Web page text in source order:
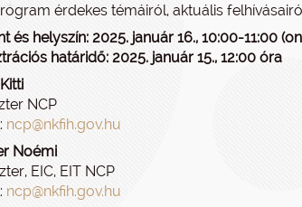
érdekes témáiról, aktuális
és helyszín: 2025. január 16., 10:00-11:00
határidő: 2025. január 15., 12:00 óra
NCP
ncp@nkfih.gov.hu
Noémi
EIC, EIT NCP
ncp@nkfih.gov.hu